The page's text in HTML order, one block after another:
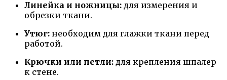
Линейка и ножницы: для измерения и
обрезки ткани.
Утюг: необходим для глажки ткани перед
работой.
Крючки или петли: для крепления шпалер
к стене.